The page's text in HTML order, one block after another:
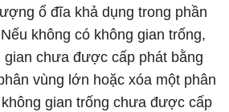
ổ đĩa khả dụng trong phần
không có không gian trống,
gian chưa được cấp phát bằng
vùng lớn hoặc xóa một phân
gian trống chưa được cấp